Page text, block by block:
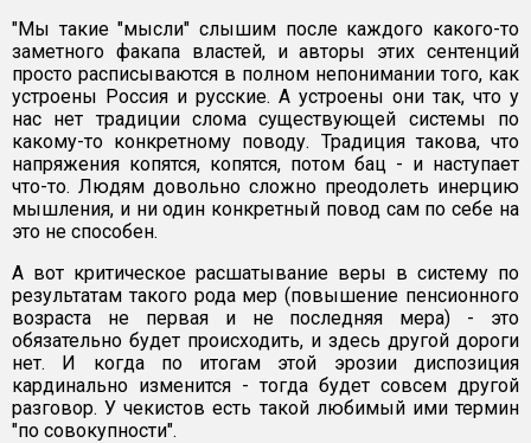
"Мы такие "мысли" слышим после каждого какого-то
заметного факапа властей, и авторы этих сентенций
просто расписываются в полном непонимании того, как
устроены Россия и русские. А устроены они так, что у
нас нет традиции слома существующей системы по
какому-то конкретному поводу. Традиция такова, что
напряжения копятся, копятся, потом бац - и наступает
что-то. Людям довольно сложно преодолеть инерцию
мышления, и ни один конкретный повод сам по себе на
это не способен.
А вот критическое расшатывание веры в систему по
результатам такого рода мер (повышение пенсионного
возраста не первая и не последняя мера) - это
обязательно будет происходить, и здесь другой дороги
нет. И когда по итогам этой эрозии диспозиция
кардинально изменится - тогда будет совсем другой
разговор. У чекистов есть такой любимый ими термин
"по совокупности".